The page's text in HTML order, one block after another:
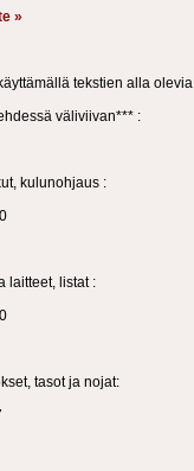
»
tekstien alla olevia
väliviivan*** :
kulunohjaus :
laitteet, listat :
tasot ja nojat: